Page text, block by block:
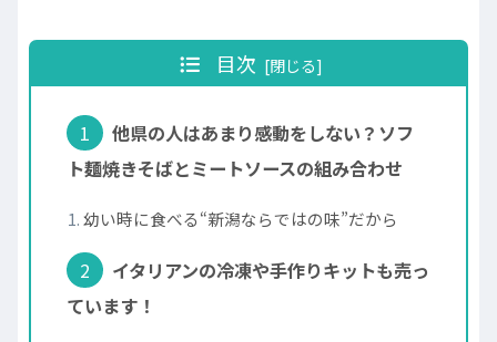
目次
他県の人はあまり感動をしない？ソフ
ト麺焼きそばとミートソースの組み合わせ
幼い時に食べる“新潟ならではの味”だから
イタリアンの冷凍や手作りキットも売っ
ています！